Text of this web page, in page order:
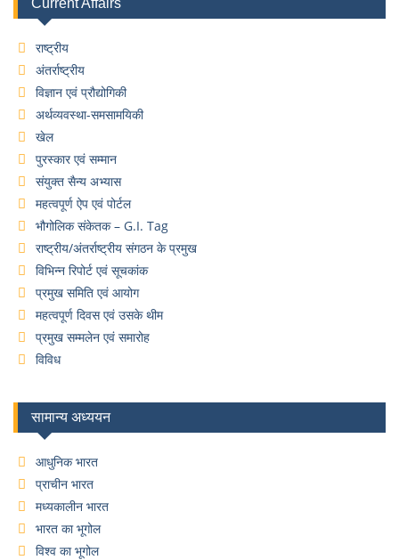
Current Affairs
राष्ट्रीय
अंतर्राष्ट्रीय
विज्ञान एवं प्रौद्योगिकी
अर्थव्यवस्था-समसामयिकी
खेल
पुरस्कार एवं सम्मान
संयुक्त सैन्य अभ्यास
महत्वपूर्ण ऐप एवं पोर्टल
भौगोलिक संकेतक – G.I. Tag
राष्ट्रीय/अंतर्राष्ट्रीय संगठन के प्रमुख
विभिन्न रिपोर्ट एवं सूचकांक
प्रमुख समिति एवं आयोग
महत्वपूर्ण दिवस एवं उसके थीम
प्रमुख सम्मलेन एवं समारोह
विविध
सामान्य अध्ययन
आधुनिक भारत
प्राचीन भारत
मध्यकालीन भारत
भारत का भूगोल
विश्व का भूगोल